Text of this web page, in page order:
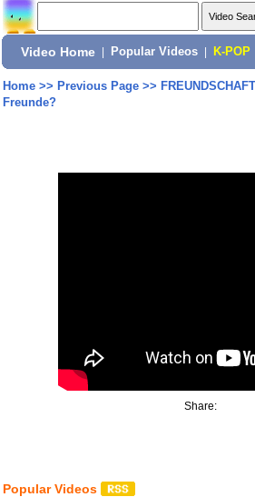
Video Home Popular Videos K-POP
Home>> Previous Page>>
Freunde?
Share:
Popular Videos